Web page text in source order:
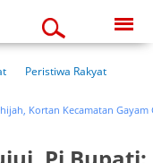
09:10:27 am
Peristiwa Rakyat
Kortan Kecamatan Gayam